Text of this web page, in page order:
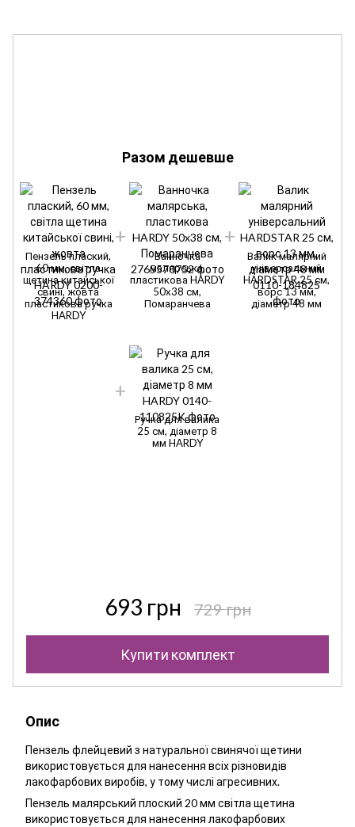
Разом дешевше
Пензель плаский,
60 мм, світла
щетина китайської
свині, жовта
пластикова ручка
HARDY
Ванночка
малярська,
пластикова HARDY
50x38 см,
Помаранчева
Валик малярний
універсальний
HARDSTAR 25 см,
ворс 13 мм,
діаметр 48 мм
Ручка для валика
25 см, діаметр 8
мм HARDY
693 грн 729 грн
Купити комплект
Опис
Пензель флейцевий з натуральної свинячої щетини
використовується для нанесення всіх різновидів
лакофарбових виробів, у тому числі агресивних.
Пензель малярський плоский 20 мм світла щетина
використовується для нанесення лакофарбових